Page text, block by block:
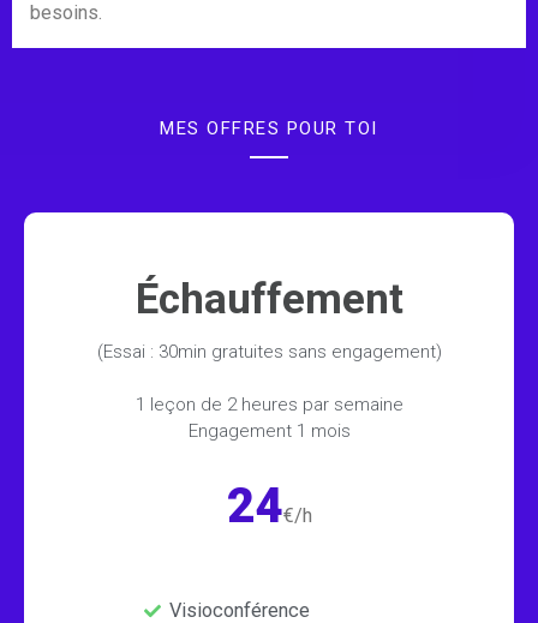
besoins.
MES OFFRES POUR TOI
Échauffement
(Essai : 30min gratuites sans engagement)
1 leçon de 2 heures par semaine
Engagement 1 mois
24€/h
Visioconférence